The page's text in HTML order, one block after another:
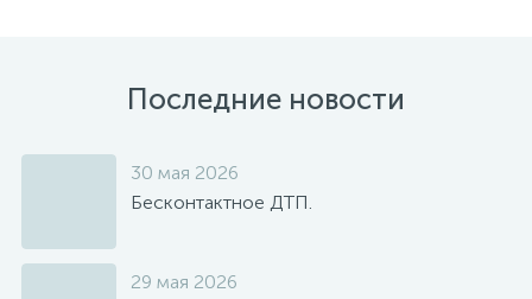
Последние новости
30 мая 2026
Бесконтактное ДТП.
29 мая 2026